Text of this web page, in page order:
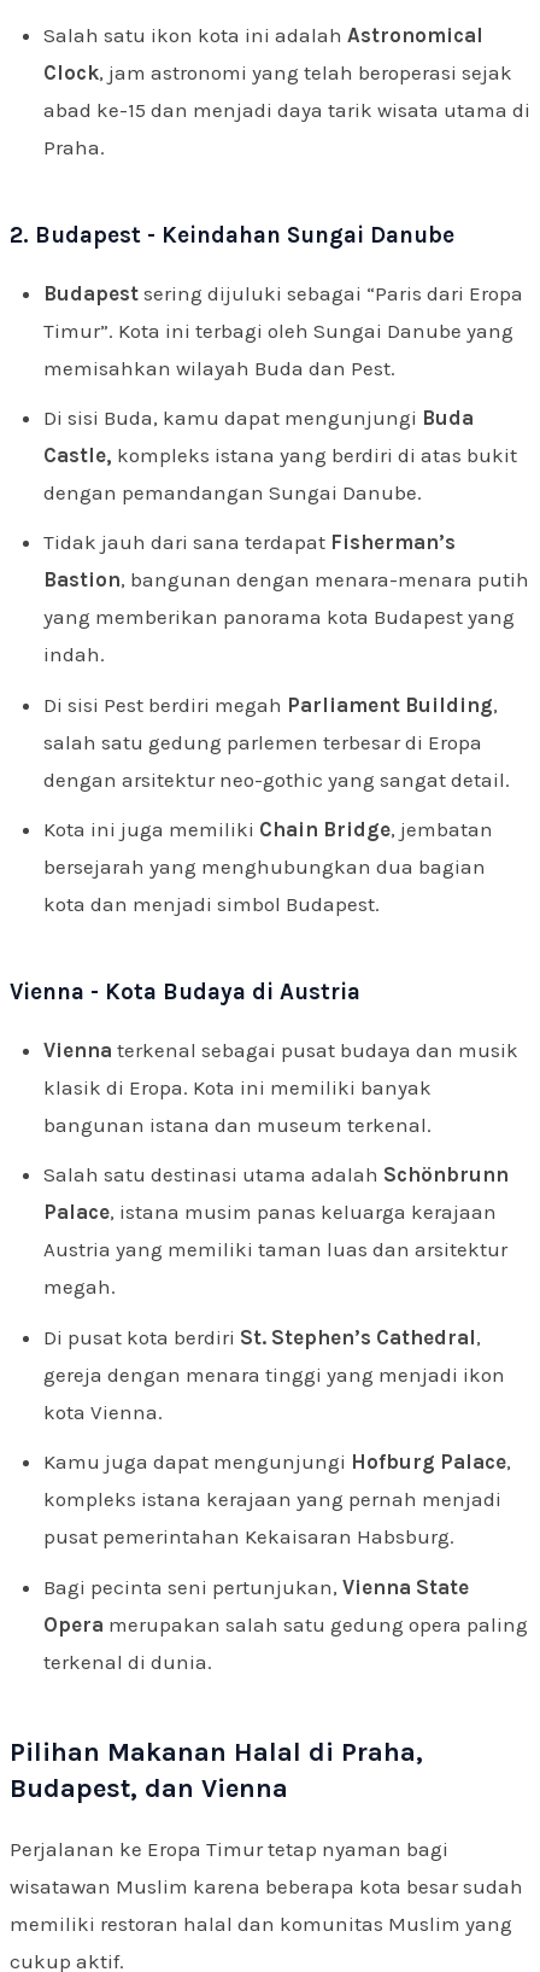
Salah satu ikon kota ini adalah Astronomical
Clock, jam astronomi yang telah beroperasi sejak
abad ke-15 dan menjadi daya tarik wisata utama di
Praha.
2. Budapest - Keindahan Sungai Danube
Budapest sering dijuluki sebagai “Paris dari Eropa
Timur”. Kota ini terbagi oleh Sungai Danube yang
memisahkan wilayah Buda dan Pest.
Di sisi Buda, kamu dapat mengunjungi Buda
Castle, kompleks istana yang berdiri di atas bukit
dengan pemandangan Sungai Danube.
Tidak jauh dari sana terdapat Fisherman’s
Bastion, bangunan dengan menara-menara putih
yang memberikan panorama kota Budapest yang
indah.
Di sisi Pest berdiri megah Parliament Building,
salah satu gedung parlemen terbesar di Eropa
dengan arsitektur neo-gothic yang sangat detail.
Kota ini juga memiliki Chain Bridge, jembatan
bersejarah yang menghubungkan dua bagian
kota dan menjadi simbol Budapest.
Vienna - Kota Budaya di Austria
Vienna terkenal sebagai pusat budaya dan musik
klasik di Eropa. Kota ini memiliki banyak
bangunan istana dan museum terkenal.
Salah satu destinasi utama adalah Schönbrunn
Palace, istana musim panas keluarga kerajaan
Austria yang memiliki taman luas dan arsitektur
megah.
Di pusat kota berdiri St. Stephen’s Cathedral,
gereja dengan menara tinggi yang menjadi ikon
kota Vienna.
Kamu juga dapat mengunjungi Hofburg Palace,
kompleks istana kerajaan yang pernah menjadi
pusat pemerintahan Kekaisaran Habsburg.
Bagi pecinta seni pertunjukan, Vienna State
Opera merupakan salah satu gedung opera paling
terkenal di dunia.
Pilihan Makanan Halal di Praha,
Budapest, dan Vienna
Perjalanan ke Eropa Timur tetap nyaman bagi
wisatawan Muslim karena beberapa kota besar sudah
memiliki restoran halal dan komunitas Muslim yang
cukup aktif.